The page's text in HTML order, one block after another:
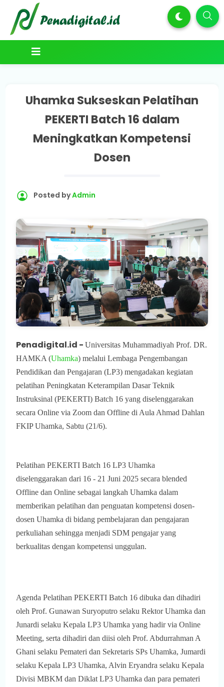
Uhamka Sukseskan Pelatihan
PEKERTI Batch 16 dalam
Meningkatkan Kompetensi
Dosen
Posted byAdmin
Penadigital.id -Universitas Muhammadiyah Prof. DR.
HAMKA (Uhamka) melalui Lembaga Pengembangan
Pendidikan dan Pengajaran (LP3) mengadakan kegiatan
pelatihan Peningkatan Keterampilan Dasar Teknik
Instruksinal (PEKERTI) Batch 16 yang diselenggarakan
secara Online via Zoom dan Offline di Aula Ahmad Dahlan
FKIP Uhamka, Sabtu (21/6).
Pelatihan PEKERTI Batch 16 LP3 Uhamka
diselenggarakan dari 16 - 21 Juni 2025 secara blended
Offline dan Online sebagai langkah Uhamka dalam
memberikan pelatihan dan penguatan kompetensi dosen-
dosen Uhamka di bidang pembelajaran dan pengajaran
perkuliahan sehingga menjadi SDM pengajar yang
berkualitas dengan kompetensi unggulan.
Agenda Pelatihan PEKERTI Batch 16 dibuka dan dihadiri
oleh Prof. Gunawan Suryoputro selaku Rektor Uhamka dan
Junardi selaku Kepala LP3 Uhamka yang hadir via Online
Meeting, serta dihadiri dan diisi oleh Prof. Abdurrahman A
Ghani selaku Pemateri dan Sekretaris SPs Uhamka, Jumardi
selaku Kepala LP3 Uhamka, Alvin Eryandra selaku Kepala
Divisi MBKM dan Diklat LP3 Uhamka dan para pemateri